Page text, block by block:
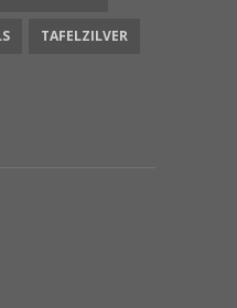
TAFELZILVER